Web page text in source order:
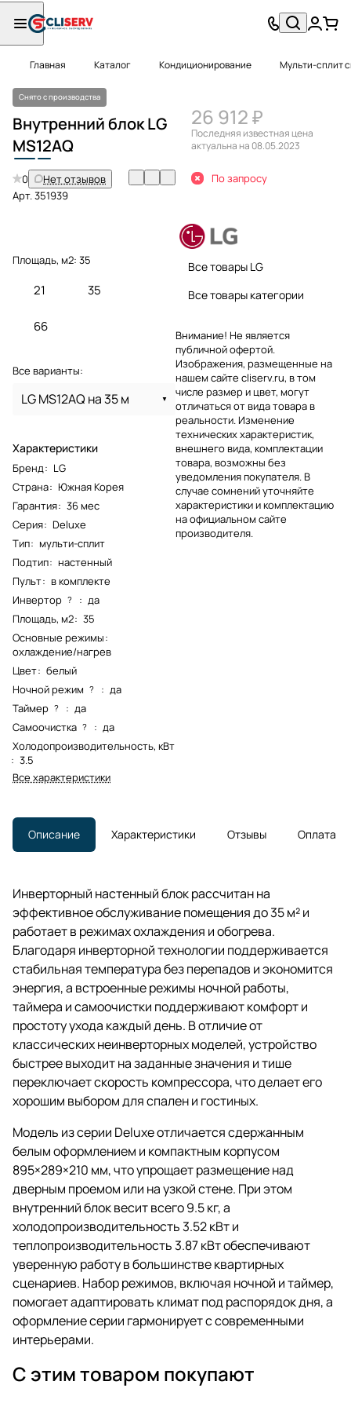
Главная Каталог Кондиционирование Мульти-сплит
Снято с производства
Внутренний блок LG
MS12AQ
0
Нет отзывов
Арт.351939
Площадь, м2: 35
21 35
66
Все варианты:
LG MS12AQ на 35 м
Характеристики
Бренд: LG
Страна: Южная Корея
Гарантия: 36 мес
Серия: Deluxe
Тип: мульти-сплит
Подтип: настенный
Пульт: в комплекте
Инвертор ? : да
Площадь, м2: 35
Основные режимы:
охлаждение/нагрев
Цвет: белый
Ночной режим ? : да
Таймер ? : да
Самоочистка ? : да
Холодопроизводительность, кВт
: 3.5
Все характеристики
26 912 ₽
Последняя известная цена
актуальна на 08.05.2023
По запросу
Все товары LG
Все товары категории
Внимание! Не является
публичной офертой.
Изображения, размещенные на
нашем сайте cliserv.ru, в том
числе размер и цвет, могут
отличаться от вида товара в
реальности. Изменение
технических характеристик,
внешнего вида, комплектации
товара, возможны без
уведомления покупателя. В
случае сомнений уточняйте
характеристики и комплектацию
на официальном сайте
производителя.
Описание Характеристики Отзывы Оплата
Инверторный настенный блок рассчитан на
эффективное обслуживание помещения до 35 м² и
работает в режимах охлаждения и обогрева.
Благодаря инверторной технологии поддерживается
стабильная температура без перепадов и экономится
энергия, а встроенные режимы ночной работы,
таймера и самоочистки поддерживают комфорт и
простоту ухода каждый день. В отличие от
классических неинверторных моделей, устройство
быстрее выходит на заданные значения и тише
переключает скорость компрессора, что делает его
хорошим выбором для спален и гостиных.
Модель из серии Deluxe отличается сдержанным
белым оформлением и компактным корпусом
895×289×210 мм, что упрощает размещение над
дверным проемом или на узкой стене. При этом
внутренний блок весит всего 9.5 кг, а
холодопроизводительность 3.52 кВт и
теплопроизводительность 3.87 кВт обеспечивают
уверенную работу в большинстве квартирных
сценариев. Набор режимов, включая ночной и таймер,
помогает адаптировать климат под распорядок дня, а
оформление серии гармонирует с современными
интерьерами.
С этим товаром покупают